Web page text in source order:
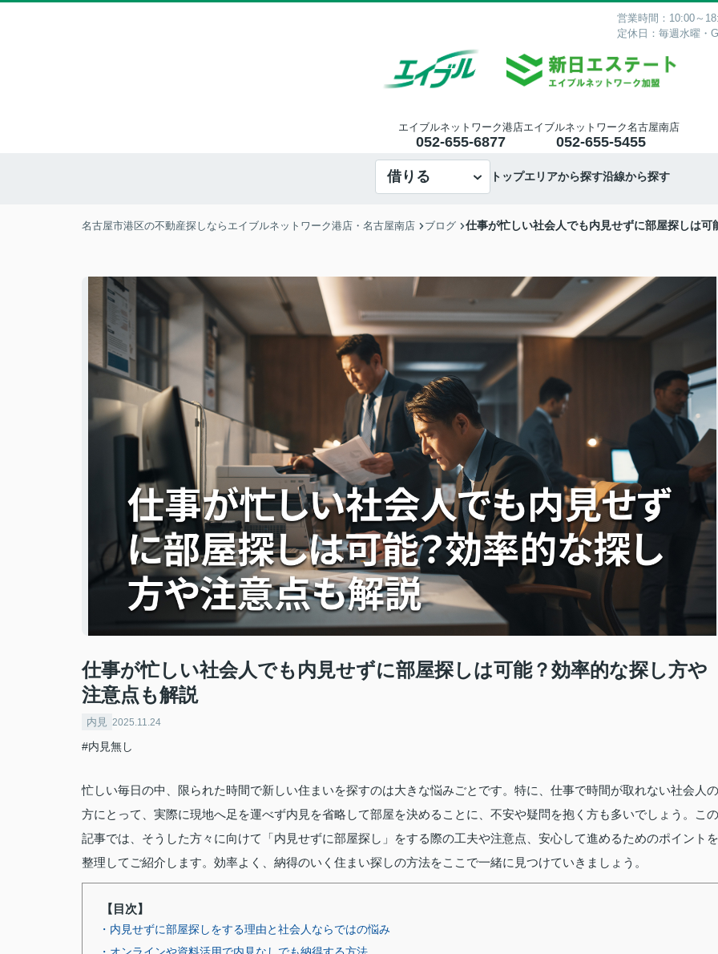
営業時間：10:00～
定休日：毎週水曜・
エイブルネットワーク港店
052-655-6877
エイブルネットワーク名古屋南店
052-655-5455
借りる トップエリアから探す沿線から探す
名古屋市港区の不動産探しならエイブルネットワーク港店・名古屋南店 ブログ 仕事が忙しい社会人でも内見せずに部屋探しは
仕事が忙しい社会人でも内見せずに部屋探しは可能？効率的な探し方や
注意点も解説
内見 2025.11.24
#内見無し
忙しい毎日の中、限られた時間で新しい住まいを探すのは大きな悩みごとです。特に、仕事で時間が取れない社会人の
方にとって、実際に現地へ足を運べず内見を省略して部屋を決めることに、不安や疑問を抱く方も多いでしょう。この
記事では、そうした方々に向けて「内見せずに部屋探し」をする際の工夫や注意点、安心して進めるためのポイントを
整理してご紹介します。効率よく、納得のいく住まい探しの方法をここで一緒に見つけていきましょう。
【目次】
・内見せずに部屋探しをする理由と社会人ならではの悩み